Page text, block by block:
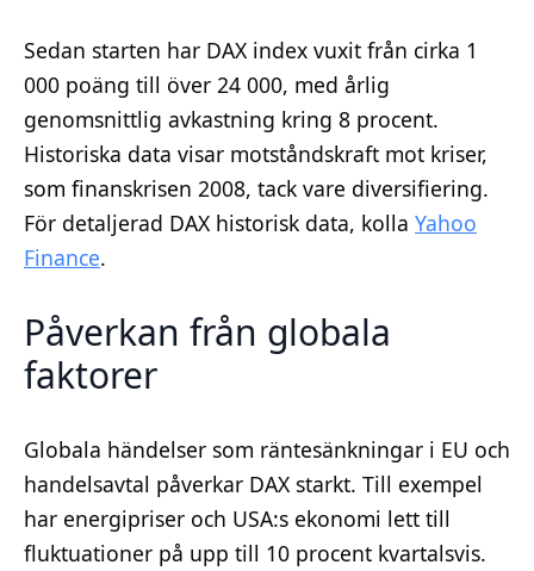
Sedan starten har DAX index vuxit från cirka 1
000 poäng till över 24 000, med årlig
genomsnittlig avkastning kring 8 procent.
Historiska data visar motståndskraft mot kriser,
som finanskrisen 2008, tack vare diversifiering.
För detaljerad DAX historisk data, kolla Yahoo
Finance.
Påverkan från globala
faktorer
Globala händelser som räntesänkningar i EU och
handelsavtal påverkar DAX starkt. Till exempel
har energipriser och USA:s ekonomi lett till
fluktuationer på upp till 10 procent kvartalsvis.